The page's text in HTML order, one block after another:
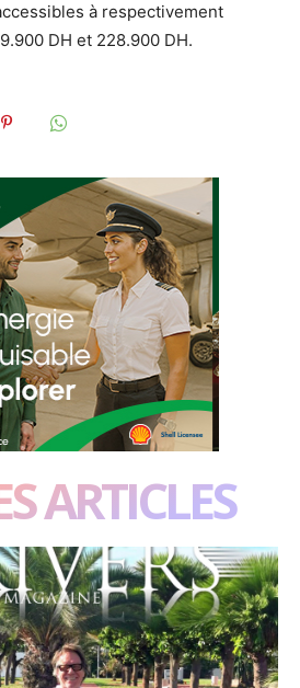
à respectivement
DH et 228.900 DH.
ARTICLES